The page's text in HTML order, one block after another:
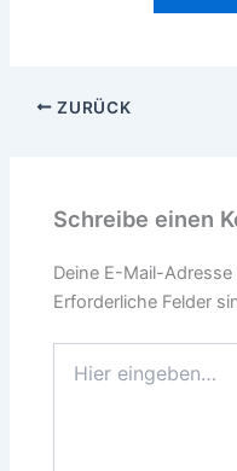
ZURÜCK
Schreibe einen
Deine E-Mail-
Erforderliche Felder
eingeben…